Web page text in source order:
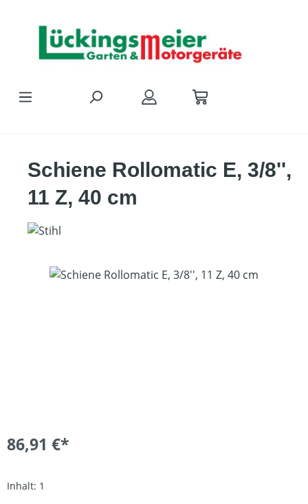
Schiene Rollomatic E, 3/8'',
11 Z, 40 cm
Bildergalerie überspringen
86,91 €*
Inhalt: 1